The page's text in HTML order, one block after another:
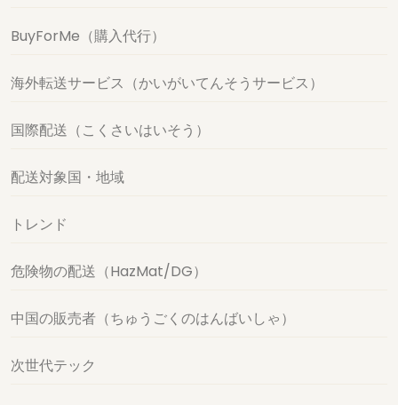
BuyForMe（購入代行）
海外転送サービス（かいがいてんそうサービス）
国際配送（こくさいはいそう）
配送対象国・地域
トレンド
危険物の配送（HazMat/DG）
中国の販売者（ちゅうごくのはんばいしゃ）
次世代テック